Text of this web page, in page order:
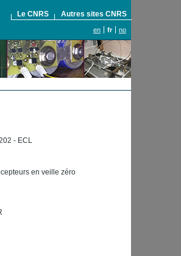
Le CNRS Autres sites CNRS
en fr no
- ECL
en veille zéro